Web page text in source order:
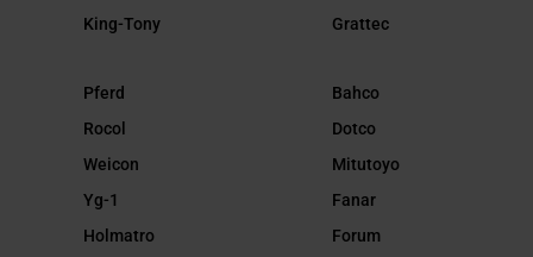
King-Tony
Grattec
Pferd
Rocol
Weicon
Yg-1
Holmatro
Bahco
Dotco
Mitutoyo
Fanar
Forum